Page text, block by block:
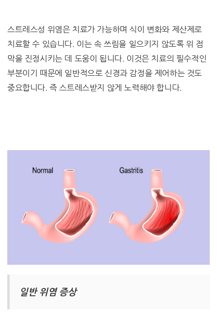
스트레스성 위염은 치료가 가능하며 식이 변화와 제산제로
치료할 수 있습니다. 이는 속 쓰림을 일으키지 않도록 위 점
막을 진정시키는 데 도움이 됩니다. 이것은 치료의 필수적인
부분이기 때문에 일반적으로 신경과 감정을 제어하는 ​​것도
중요합니다. 즉 스트레스받지 않게 노력해야 합니다.
일반 위염 증상